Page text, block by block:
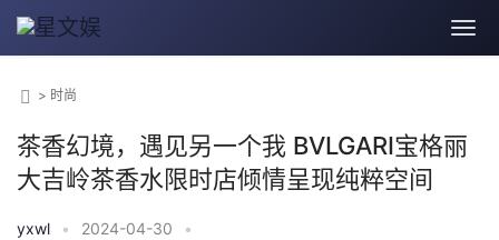
> 时尚
茶香幻境，遇见另一个我 BVLGARI宝格丽
大吉岭茶香水限时店倾情呈现纯粹空间
yxwl • 2024-04-30 •